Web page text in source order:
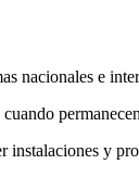
nacionales e
y